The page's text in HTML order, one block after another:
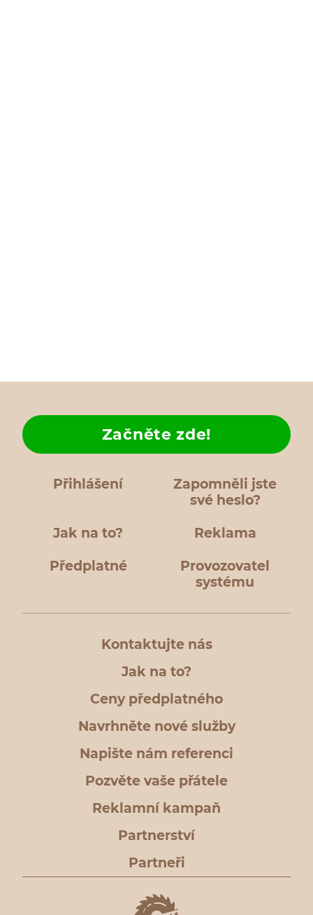
Přihlášení
Zapomněli jste
své heslo?
Jak na to?
Začněte zde!
Reklama
Předplatné
Provozovatel
systému
Kontaktujte nás
Jak na to?
Ceny předplatného
Navrhněte nové služby
Napište nám referenci
Pozvěte vaše přátele
Reklamní kampaň
Partnerství
Partneři